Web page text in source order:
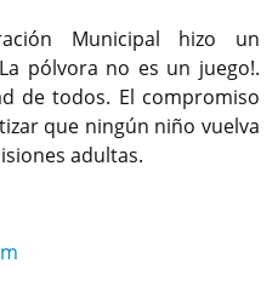
Municipal hizo un
pólvora no es un juego!.
de todos. El compromiso
que ningún niño vuelva
adultas.